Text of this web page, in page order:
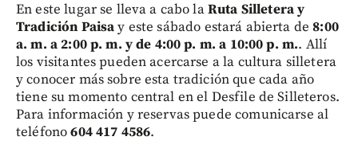
En este lugar se lleva a cabo laRuta Silletera y
Tradición Paisay este sábado estará abierta de8:00
a. m. a 2:00 p. m. y de 4:00 p. m. a 10:00 p. m.. Allí
los visitantes pueden acercarse a la cultura silletera
y conocer más sobre esta tradición que cada año
tiene su momento central en el Desfile de Silleteros.
Para información y reservas puede comunicarse al
teléfono604 417 4586.